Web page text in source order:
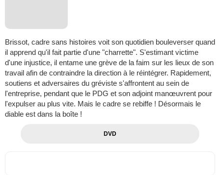
Brissot, cadre sans histoires voit son quotidien bouleverser quand
il apprend qu'il fait partie d'une "charrette". S'estimant victime
d'une injustice, il entame une grève de la faim sur les lieux de son
travail afin de contraindre la direction à le réintégrer. Rapidement,
soutiens et adversaires du gréviste s'affrontent au sein de
l'entreprise, pendant que le PDG et son adjoint manœuvrent pour
l'expulser au plus vite. Mais le cadre se rebiffe ! Désormais le
diable est dans la boîte !
DVD